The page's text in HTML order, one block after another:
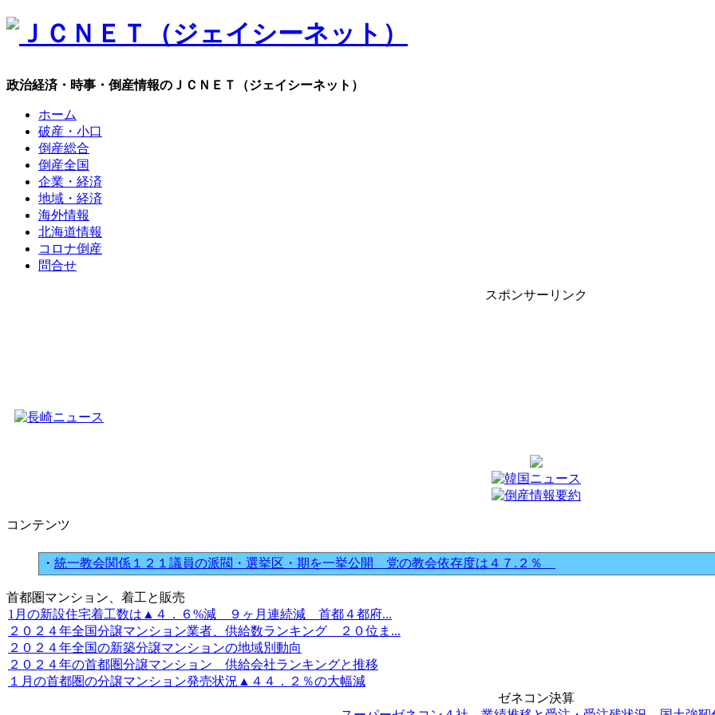
政治経済・時事・倒産情報のＪＣＮＥＴ（ジェイシーネット）
ホーム
破産・小口
倒産総合
倒産全国
企業・経済
地域・経済
海外情報
北海道情報
コロナ倒産
問合せ
スポンサーリンク
コンテンツ
・ 統一教会関係１２１議員の派閥・選挙区・期を一挙公開 党の教会依存度は４７.２％
首都圏マンション、着工と販売
1月の新設住宅着工数は▲４．６%減 ９ヶ月連続減 首都４都府...
２０２４年全国分譲マンション業者、供給数ランキング ２０位ま...
２０２４年全国の新築分譲マンションの地域別動向
２０２４年の首都圏分譲マンション 供給会社ランキングと推移
１月の首都圏の分譲マンション発売状況▲４４．２％の大幅減
ゼネコン決算